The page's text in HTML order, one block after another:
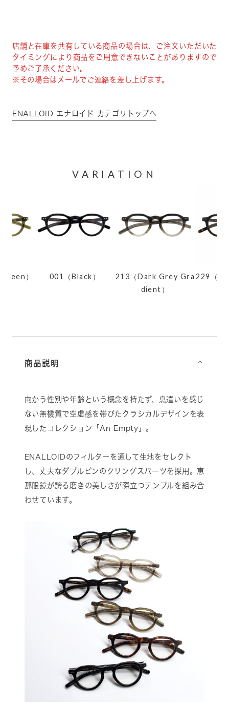
店舗と在庫を共有している商品の場合は、ご注文いただいた
タイミングにより商品をご用意できないことがありますので
予めご了承ください。
※その場合はメールでご連絡を差し上げます。
ENALLOID エナロイド カテゴリトップへ
VARIATION
） 001（Black）
213（Dark Grey Gra
dient）
229（
商品説明 ⌵
向かう性別や年齢という概念を持たず、息遣いを感じ
ない無機質で空虚感を帯びたクラシカルデザインを表
現したコレクション「An Empty」。
ENALLOIDのフィルターを通して生地をセレクト
し、丈夫なダブルピンのクリングスパーツを採用。恵
那眼鏡が誇る磨きの美しさが際立つテンプルを組み合
わせています。